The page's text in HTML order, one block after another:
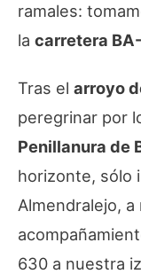
ramales:
la carretera
Tras el arroyo
peregrinar por
Penillanura de
horizonte, sólo
Almendralejo,
630 a nuestra